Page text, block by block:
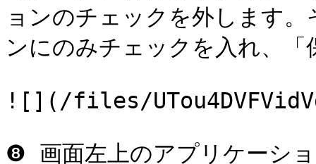
ョンのチェックを外します
ンにのみチェックを入れ、
![](/files/
❽ 画面左上のアプリケーシ